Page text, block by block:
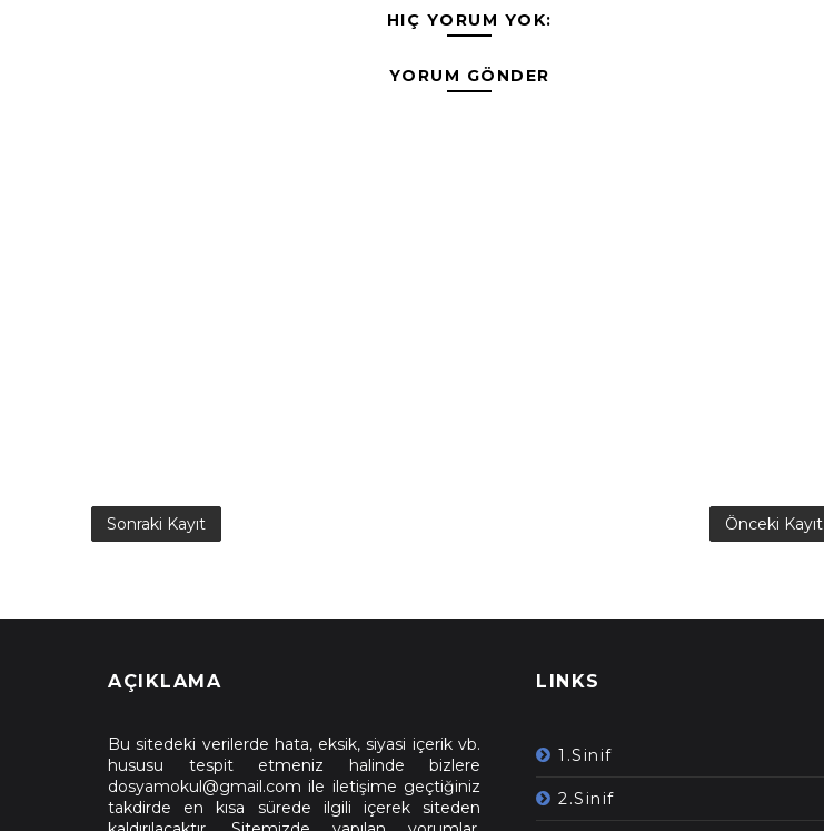
HIÇ YORUM YOK:
YORUM GÖNDER
Sonraki Kayıt Önceki Kayıt
AÇIKLAMA
Bu sitedeki verilerde hata, eksik, siyasi içerik vb.
hususu tespit etmeniz halinde bizlere
dosyamokul@gmail.com ile iletişime geçtiğiniz
takdirde en kısa sürede ilgili içerek siteden
LINKS
1.Sinif
2.Sinif